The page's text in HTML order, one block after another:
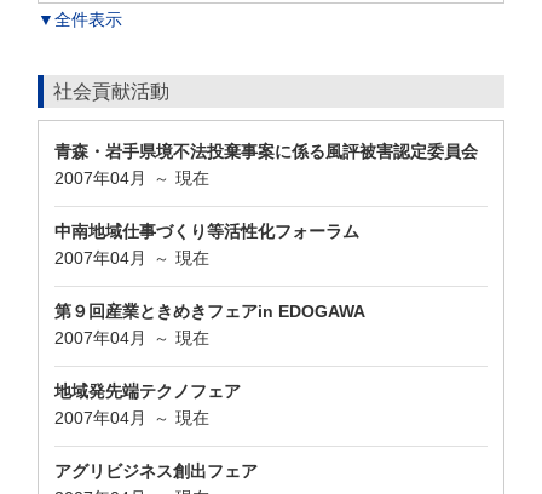
▼全件表示
社会貢献活動
青森・岩手県境不法投棄事案に係る風評被害認定委員会
2007年04月
～ 現在
中南地域仕事づくり等活性化フォーラム
2007年04月
～ 現在
第９回産業ときめきフェアin EDOGAWA
2007年04月
～ 現在
地域発先端テクノフェア
2007年04月
～ 現在
アグリビジネス創出フェア